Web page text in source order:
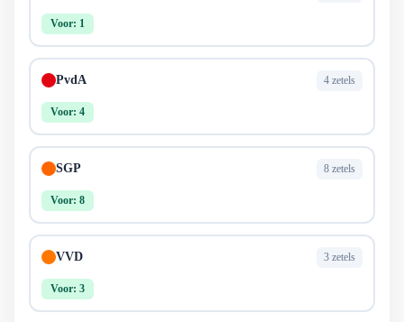
Voor: 1
PvdA 4 zetels
Voor: 4
SGP 8 zetels
Voor: 8
VVD 3 zetels
Voor: 3